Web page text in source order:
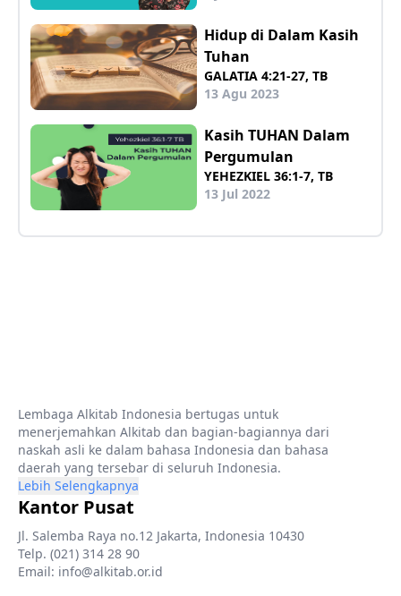
Hidup di Dalam Kasih
Tuhan
GALATIA 4:21-27, TB
13 Agu 2023
Kasih TUHAN Dalam
Pergumulan
YEHEZKIEL 36:1-7, TB
13 Jul 2022
Lembaga Alkitab Indonesia bertugas untuk
menerjemahkan Alkitab dan bagian-bagiannya dari
naskah asli ke dalam bahasa Indonesia dan bahasa
daerah yang tersebar di seluruh Indonesia.
Lebih Selengkapnya
Kantor Pusat
Jl. Salemba Raya no.12 Jakarta, Indonesia 10430
Telp. (021) 314 28 90
Email: info@alkitab.or.id